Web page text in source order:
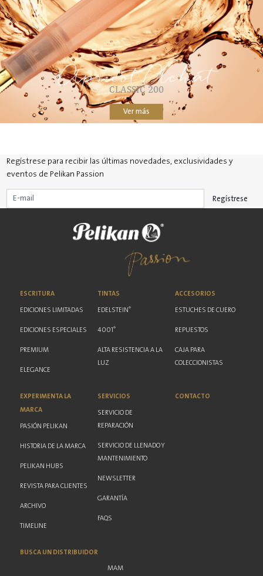
Apricot Achat
CLASSIC 200
Ver más
Regístrese para recibir las últimas novedades, exclusividades y
eventos de Pelikan Passion
Regístrese
ESCRITURA
EDICIONES LIMITADAS
EDICIONES ESPECIALES
PREMIUM
ELEGANCE
TINTAS
EDELSTEIN®
4001®
ALTA RESISTENCIA A LA
LUZ
ACCESORIOS
ESTUCHES DE CUERO
REPUESTOS
CAJA PARA
COLECCIONISTAS
EXPERIMENTA LA
MARCA
PASIÓN PELIKAN
HISTORIA DE LA MARCA
PELIKAN HUBS
REVISTA PARA CLIENTES
ARCHIVO
TIMELINE
SERVICIOS
SERVICIO DE
REPARACIÓN
SERVICIO DE LLENADO Y
MANTENIMIENTO
NEWSLETTER
GARANTÍA
FAQS
CONTACTO
BUSCA UN DISTRIBUIDOR
MAM